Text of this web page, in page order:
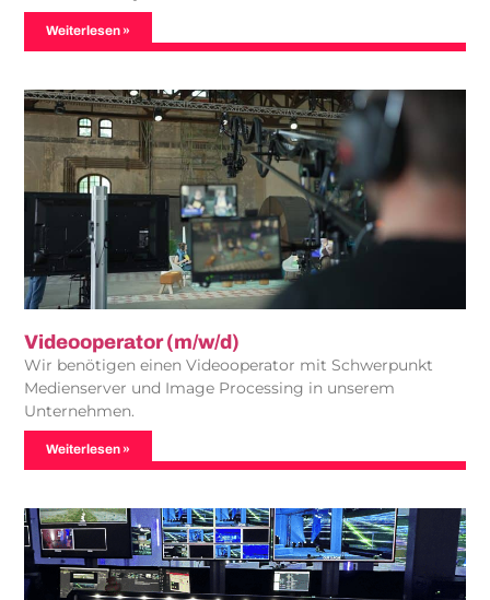
Weiterlesen »
Videooperator (m/w/d)
Wir benötigen einen Videooperator mit Schwerpunkt
Medienserver und Image Processing in unserem
Unternehmen.
Weiterlesen »